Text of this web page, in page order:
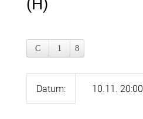
Datum: 10.11. 20:00